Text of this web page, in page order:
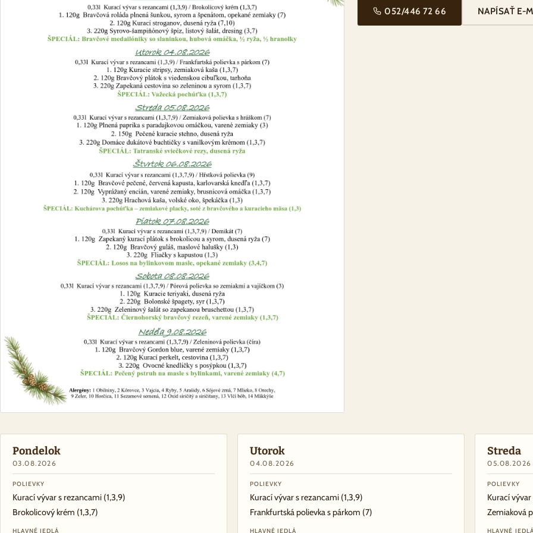
052/446 72 66 NAPÍSAŤ E-
Pondelok
03.08.2026
POLIEVKY
Kurací vývar s rezancami (1,3,9)
Brokolicový krém (1,3,7)
HLAVNÉ JEDLÁ
Utorok
04.08.2026
POLIEVKY
Kurací vývar s rezancami (1,3,9)
Frankfurtská polievka s párkom (7)
HLAVNÉ JEDLÁ
Streda
05.08.2026
POLIEVKY
Kurací
Zemiaková
HLAVNÉ